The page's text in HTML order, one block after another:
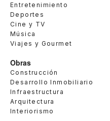
Entretenimiento
Deportes
Cine y TV
Música
Viajes y Gourmet
Obras
Construcción
Desarrollo Inmobiliario
Infraestructura
Arquitectura
Interiorismo